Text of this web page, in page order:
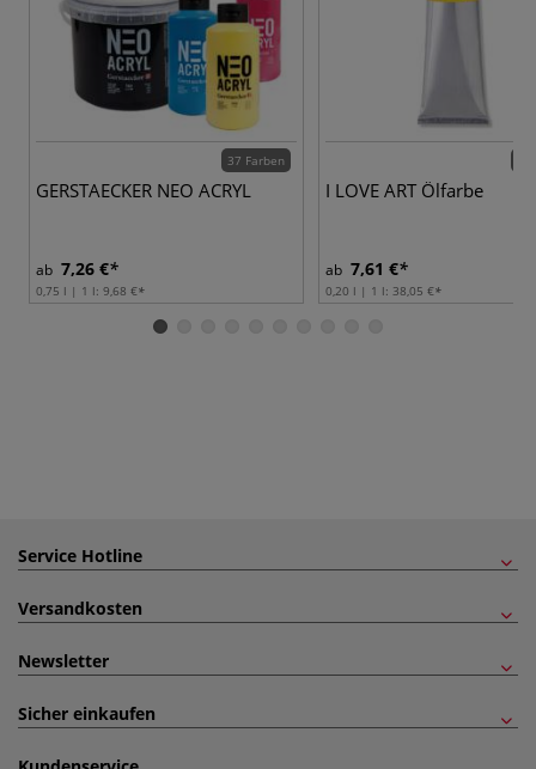
37 Farben
GERSTAECKER NEO ACRYL
ab 7,26 €
0,75 l | 1 l: 9,68 €
I LOVE ART Ölfarbe
ab 7,61 €
0,20 l | 1 l: 38,05 €
Service Hotline
Versandkosten
Newsletter
Sicher einkaufen